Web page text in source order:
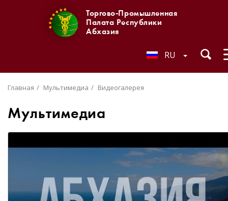
Торгово-Промышленная
Палата Республики
Абхазия
RU
Главная Мультимедиа Видеогалерея
Мультимедиа